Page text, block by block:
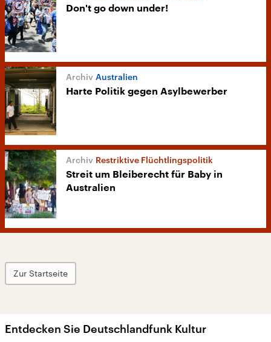
Don't go down under!
Australien
Harte Politik gegen Asylbewerber
Restriktive Flüchtlingspolitik
Streit um Bleiberecht für Baby in
Australien
Zur Startseite
Entdecken Sie Deutschlandfunk Kultur